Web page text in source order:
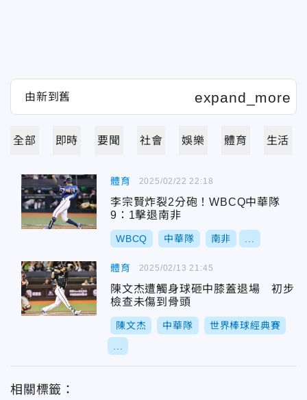
全部 即時 要聞 社會 娛樂 體育 生活
體育
李宗賢炸裂2分砲！WBCQ中華隊
9：1擊退南非
WBCQ 中華隊 南非
2025/02/22 22:18
體育
陳文杰遭觸身球砸中膝蓋退場 初步
檢查未傷到骨頭
陳文杰 中華隊 世界棒球經典賽
2025/02/13 21:45
相關標籤：